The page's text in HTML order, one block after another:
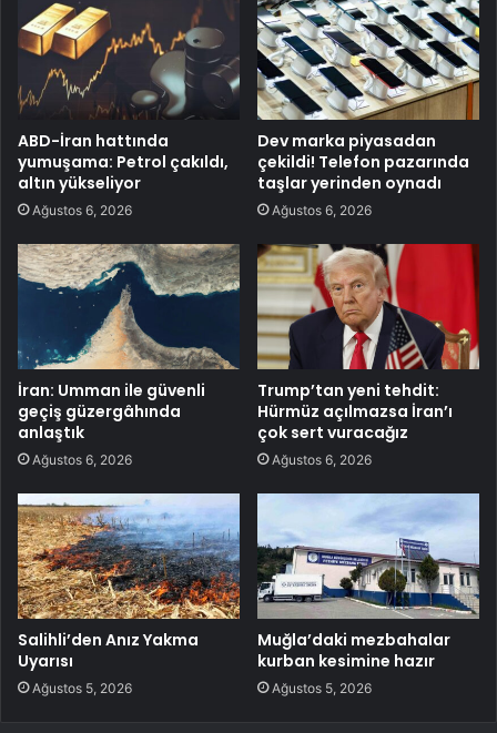
ABD-İran hattında
yumuşama: Petrol çakıldı,
altın yükseliyor
Ağustos 6, 2026
Dev marka piyasadan
çekildi! Telefon pazarında
taşlar yerinden oynadı
Ağustos 6, 2026
İran: Umman ile güvenli
geçiş güzergâhında
anlaştık
Ağustos 6, 2026
Trump’tan yeni tehdit:
Hürmüz açılmazsa İran’ı
çok sert vuracağız
Ağustos 6, 2026
Salihli’den Anız Yakma
Uyarısı
Ağustos 5, 2026
Muğla’daki mezbahalar
kurban kesimine hazır
Ağustos 5, 2026